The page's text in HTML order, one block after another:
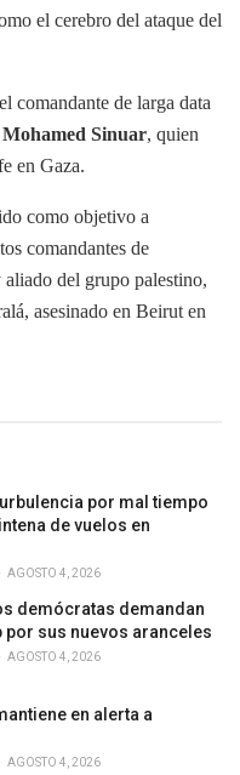
el cerebro del ataque del
comandante de larga data
Mohamed Sinuar, quien
en Gaza.
como objetivo a
comandantes de
del grupo palestino,
asesinado en Beirut en
por mal tiempo
de vuelos en
AGOSTO 4, 2026
demócratas demandan
sus nuevos aranceles
AGOSTO 4, 2026
en alerta a
AGOSTO 4, 2026